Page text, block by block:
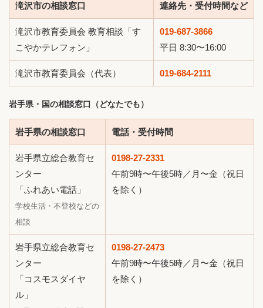
滝沢市の相談窓口 連絡先・受付時間など
滝沢市教育委員会 教育相談「す
こやかテレフォン」
019-687-3866
平日 8:30〜16:00
滝沢市教育委員会（代表） 019-684-2111
岩手県・国の相談窓口（どなたでも）
岩手県の相談窓口 電話・受付時間
岩手県立総合教育セ
ンター
「ふれあい電話」
学校生活・不登校などの
相談
0198-27-2331
午前9時〜午後5時／月〜金（祝日
を除く）
岩手県立総合教育セ
ンター
「コスモスダイヤ
ル」
0198-27-2473
午前9時〜午後5時／月〜金（祝日
を除く）